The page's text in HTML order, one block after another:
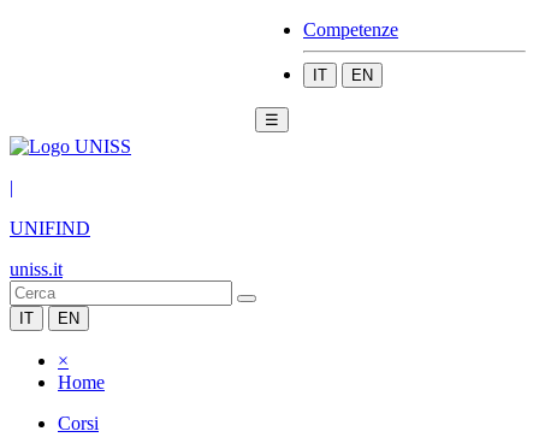
Competenze
IT EN
☰
|
UNIFIND
uniss.it
IT EN
×
Home
Corsi